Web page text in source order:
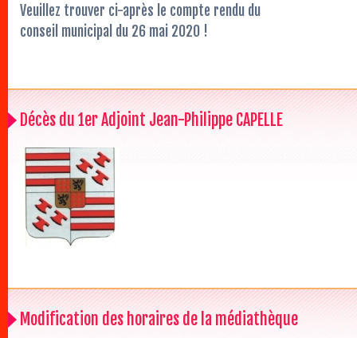
Veuillez trouver ci-après le compte rendu du
conseil municipal du 26 mai 2020 !
Décès du 1er Adjoint Jean-Philippe CAPELLE
Modification des horaires de la médiathèque